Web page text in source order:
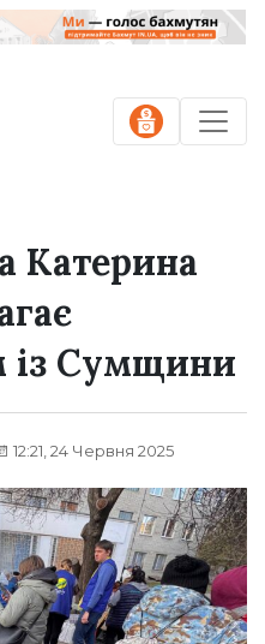
Катерина
із Сумщини
12:21, 24 Червня 2025